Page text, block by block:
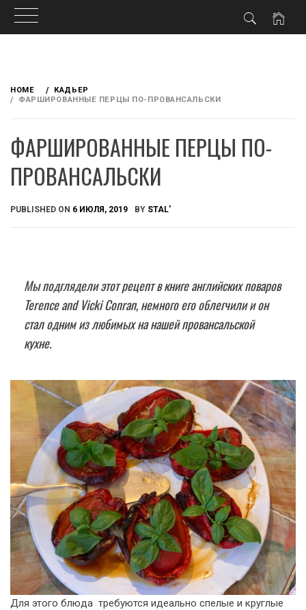
content
HOME
КАДЬЕР
ФАРШИРОВАННЫЕ ПЕРЦЫ ПО-ПРОВАНСАЛЬСКИ
ФАРШИРОВАННЫЕ ПЕРЦЫ ПО-
ПРОВАНСАЛЬСКИ
PUBLISHED ON 6 ИЮЛЯ, 2019 BY STAL'
Мы подглядели этот рецепт в книге английских поваров
Terence and Vicki Conran, немного его облегчили и он
стал одним из любимых на нашей провансальской
кухне.
Для этого блюда требуются идеально спелые и круглые